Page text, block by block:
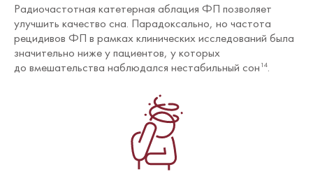
Радиочастотная катетерная аблация ФП позволяет
улучшить качество сна. Парадоксально, но частота
рецидивов ФП в рамках клинических исследований была
значительно ниже у пациентов, у которых
до вмешательства наблюдался нестабильный сон 14.